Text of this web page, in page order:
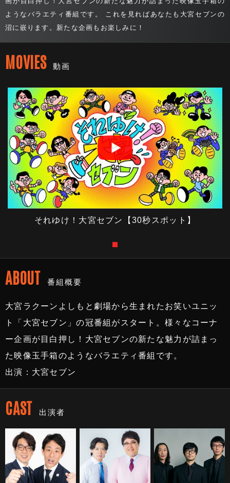
ようなバラエティ番組です。 これを見ればあなたも大宮セブンの
沼に嵌ります。新たな企画もお楽しみに！
MOVIES 動画
それゆけ！大宮セブン【30秒スポット】
ABOUT 番組概要
大宮ラクーンよしもと劇場から生まれたお笑いユニッ
ト「大宮セブン」の冠番組がスタート。様々なコーナ
ー企画が目白押し！大宮セブンの新たな魅力が詰まっ
た映像玉手箱のようなバラエティ番組です。
出演：大宮セブン
CAST 出演者